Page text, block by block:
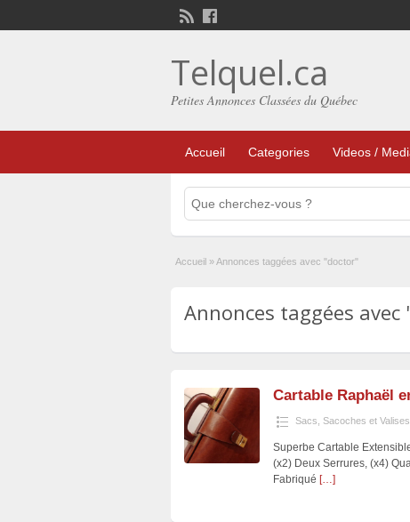
Telquel.ca
Petites Annonces Classées du Québec
Accueil Categories Videos /
Accueil »Annonces taggées avec "doctor"
Annonces taggées avec
Cartable Raphaël
Sacs, Sacoches et Valises
Superbe Cartable
(x2) Deux Serrures, (x4)
Fabriqué […]